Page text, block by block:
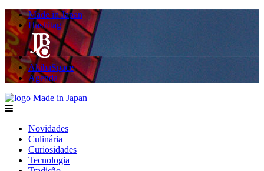
Made in Japan
Hashitag
AkibaSpace
Agenda
menu
Novidades
Culinária
Curiosidades
Tecnologia